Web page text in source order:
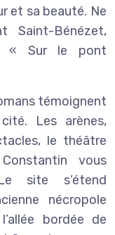
et sa beauté. Ne
Saint-Bénézet,
« Sur le pont
témoignent
Les arènes,
le théâtre
vous
site s’étend
nécropole
bordée de